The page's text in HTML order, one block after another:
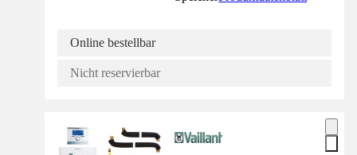
Online bestellbar
Nicht reservierbar